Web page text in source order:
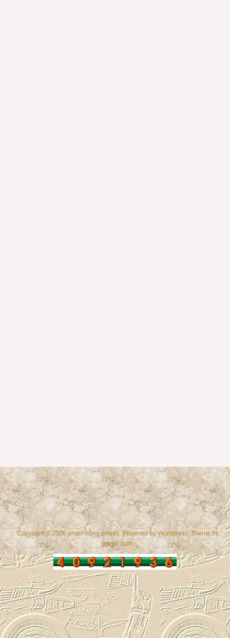
Copyright © 2026 phạm hồng phước. Powered byWordpress, Theme by
gazpo.com.